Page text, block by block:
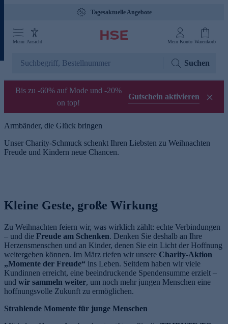
Tagesaktuelle Angebote
Menü Ansicht Mein Konto Warenkorb
Suchen
Bis zu -60% auf Mode und -20%
on top!
Gutschein aktivieren
Armbänder, die Glück bringen
Unser Charity-Schmuck schenkt Ihren Liebsten zu Weihnachten
Freude und Kindern neue Chancen.
Kleine Geste, große Wirkung
Zu Weihnachten feiern wir, was wirklich zählt: echte Verbindungen
– und die Freude am Schenken. Denken Sie deshalb an Ihre
Herzensmenschen und an Kinder, denen Sie ein Licht der Hoffnung
weitergeben können. Im März riefen wir unsere Charity-Aktion
„Momente der Freude“ ins Leben. Seitdem haben wir viele
Kundinnen erreicht, eine beeindruckende Spendensumme erzielt –
und wir sammeln weiter, um noch mehr jungen Menschen eine
hoffnungsvolle Zukunft zu ermöglichen.
Strahlende Momente für junge Menschen